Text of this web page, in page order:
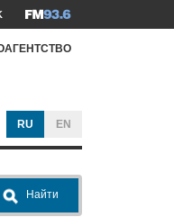
RU EN
Найти